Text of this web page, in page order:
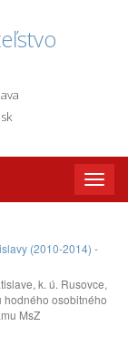
Toggle
(2010-2014) -
k. ú. Rusovce,
hodného osobitného
MsZ